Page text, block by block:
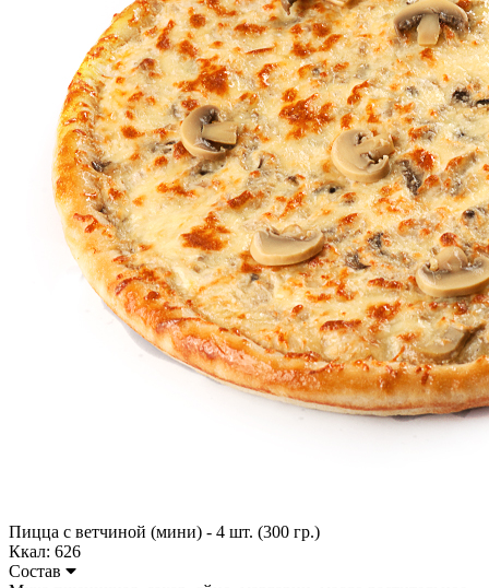
Пицца с ветчиной (мини) - 4 шт. (300 гр.)
Ккал: 626
Состав